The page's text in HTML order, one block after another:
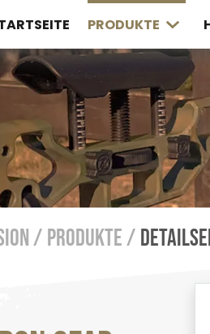
PRODUKTE
/Produkte /